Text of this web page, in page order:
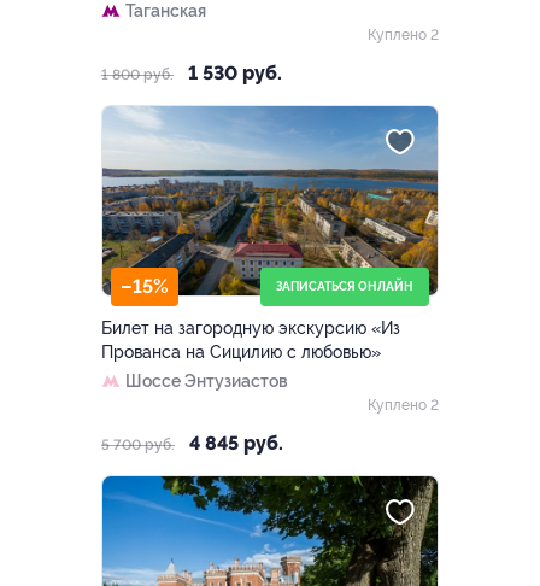
Таганская
1 800 руб. 1 530 руб.
Куплено 2
–15% ЗАПИСАТЬСЯ ОНЛАЙН
Билет на загородную экскурсию «Из
Прованса на Сицилию с любовью»
Шоссе Энтузиастов
5 700 руб. 4 845 руб.
Куплено 2